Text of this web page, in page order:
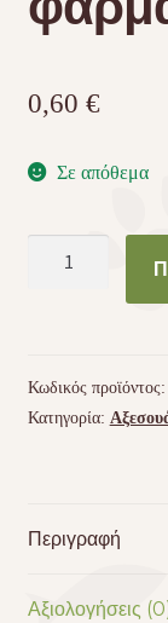
0,60 €
Σε απόθεμα
στήριξης
για
ποσότητα
Κωδικός προϊόντος:
Κατηγορία:
Περιγραφή
Αξιολογήσεις